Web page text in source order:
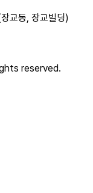
교동, 장교빌딩)
reserved.